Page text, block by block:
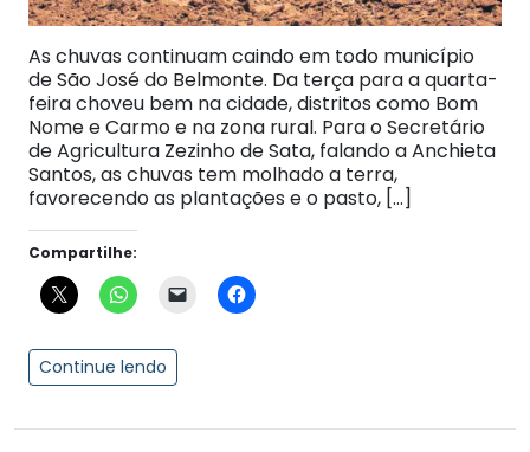
As chuvas continuam caindo em todo município
de São José do Belmonte. Da terça para a quarta-
feira choveu bem na cidade, distritos como Bom
Nome e Carmo e na zona rural. Para o Secretário
de Agricultura Zezinho de Sata, falando a Anchieta
Santos, as chuvas tem molhado a terra,
favorecendo as plantações e o pasto, […]
Compartilhe:
Continue lendo